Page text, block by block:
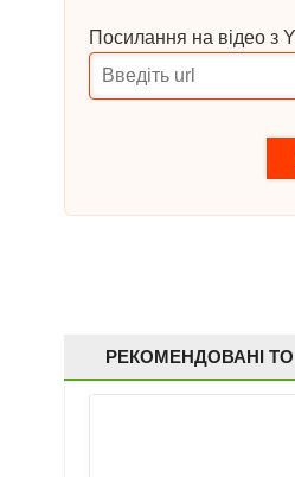
Посилання на відео з
РЕКОМЕНДОВАНІ